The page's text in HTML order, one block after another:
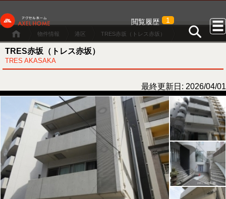
閲覧履歴 1
物件情報 港区 TRES赤坂（トレス赤坂）
TRES赤坂（トレス赤坂）
TRES AKASAKA
最終更新日: 2026/04/01